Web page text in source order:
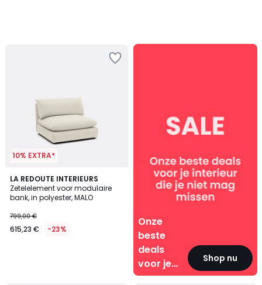
10% EXTRA*
LA REDOUTE INTERIEURS
Zetelelement voor modulaire
bank, in polyester, MALO
799,00 €
615,23 € -23%
Onze
beste
deals
voor je
interieur
Shop nu
Onze